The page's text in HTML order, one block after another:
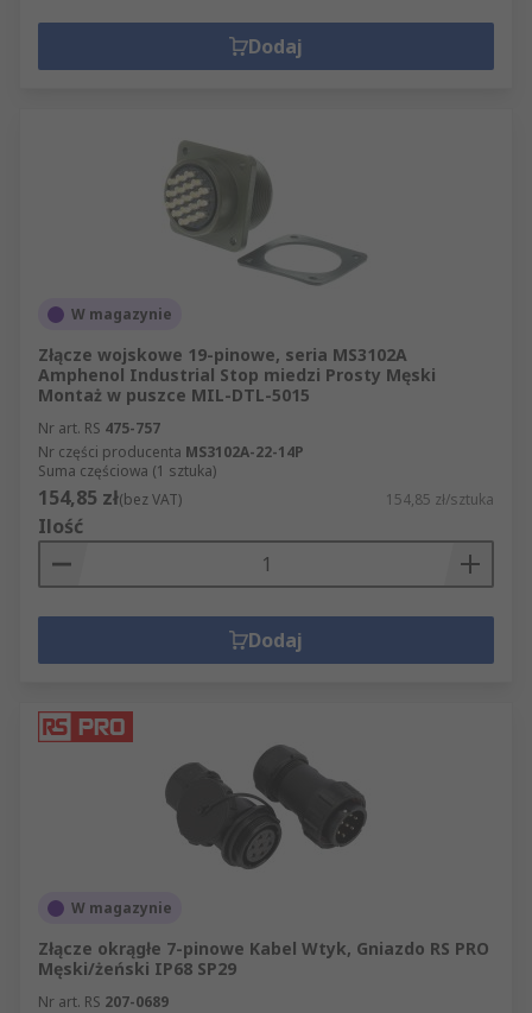
Dodaj
W magazynie
Złącze wojskowe 19-pinowe, seria MS3102A
Amphenol Industrial Stop miedzi Prosty Męski
Montaż w puszce MIL-DTL-5015
Nr art. RS 475-757
Nr części producenta MS3102A-22-14P
Suma częściowa (1 sztuka)
154,85 zł(bez VAT) 154,85 zł/sztuka
Ilość
Dodaj
W magazynie
Złącze okrągłe 7-pinowe Kabel Wtyk, Gniazdo RS PRO
Męski/żeński IP68 SP29
Nr art. RS 207-0689